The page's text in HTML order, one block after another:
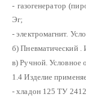
- газогенератор
Эг;
- электромагнит.
б) Пневматический .
в) Ручной. Условное
1.4 Изделие
- хладон 125 ТУ